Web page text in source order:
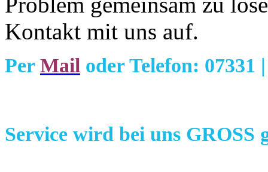
Kontakt mit uns auf.
Per Mail oder Telefon: 07331
Service wird bei uns GROSS